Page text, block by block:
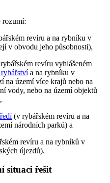
rozumí:
revíru a na rybníku v
v obvodu jeho působnosti),
revíru vyhlášeném
a na rybníku v
na území více krajů nebo na
vody, nebo na území objektů
(v rybářském revíru a na
národních parků) a
revíru a na rybníků v
újezdů).
situaci řešit